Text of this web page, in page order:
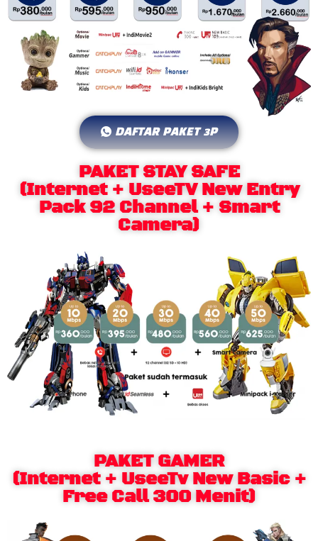
DAFTAR PAKET 3P
PAKET STAY SAFE
(Internet + UseeTV New Entry
Pack 92 Channel + Smart
Camera)
PAKET GAMER
(Internet + UseeTv New Basic +
Free Call 300 Menit)